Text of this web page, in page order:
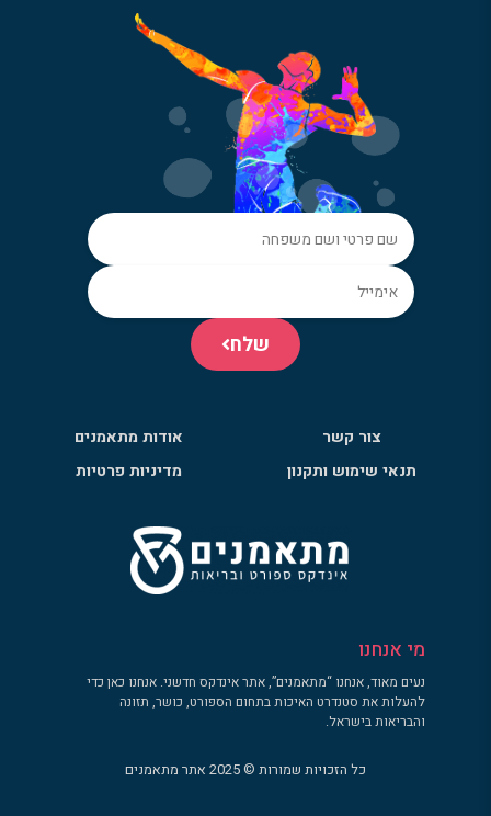
שלח
צור קשר
אודות מתאמנים
תנאי שימוש ותקנון
מדיניות פרטיות
מי אנחנו
נעים מאוד, אנחנו “מתאמנים”, אתר אינדקס חדשני. אנחנו כאן כדי
להעלות את סטנדרט האיכות בתחום הספורט, כושר, תזונה
והבריאות בישראל.
כל הזכויות שמורות © 2025 אתר מתאמנים